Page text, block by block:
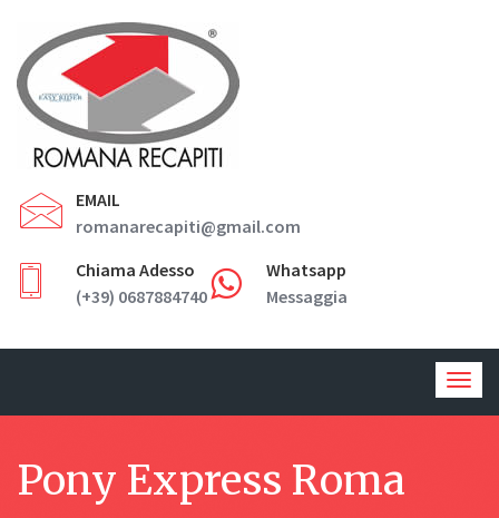
EMAIL
romanarecapiti@gmail.com
Chiama Adesso
(+39) 0687884740
Whatsapp
Messaggia
Pony Express Roma